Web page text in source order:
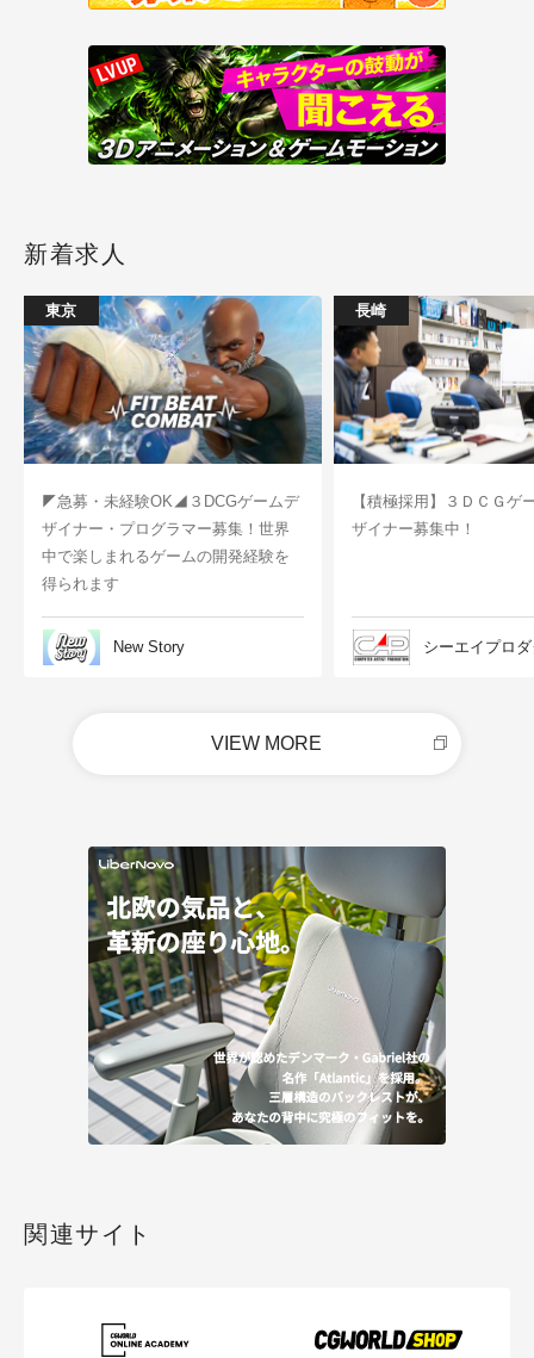
新着求人
東京
◤急募・未経験OK◢３DCGゲームデ
ザイナー・プログラマー募集！世界
中で楽しまれるゲームの開発経験を
得られます
New Story
長崎
【積極採用】３ＤＣＧゲ
ザイナー募集中！
シーエイプロ
VIEW MORE
関連サイト